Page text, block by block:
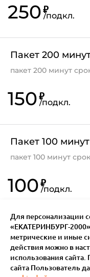
250₽
/подкл.
Пакет 200
пакет 200 минут
150₽
/подкл.
Пакет 100 минут
пакет 100 минут
100₽
/подкл.
Для персонализации
«ЕКАТЕРИНБУРГ-
метрические и иные
действия можно в
использования
сайта Пользователь